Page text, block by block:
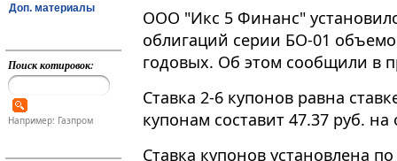
Доп. материалы
Поиск котировок:
Например: Газпром
ООО "Икс 5 Финанс"
облигаций серии БО-01
годовых. Об этом сообщили в
Ставка 2-6 купонов равна
купонам составит 47.37 руб.
Ставка купонов установлена